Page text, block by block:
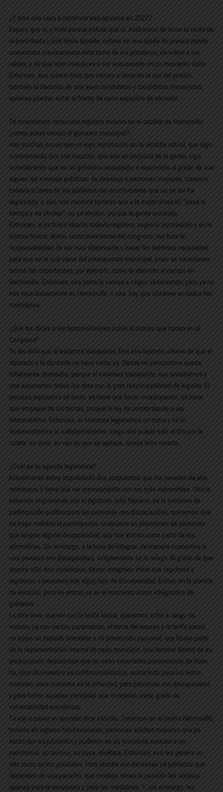
¿Y cree que vaya a continuar esa apuesta en 2027?
Espero que sí, y todo parece indicar que sí. Acabamos de tener la visita de
la presidenta Luisa María Alcalde, estuvo en una rueda de prensa donde
comentaba precisamente este tema de los principios, de volver a las
raíces, y de que todo mundo va a ser encuestado en un momento dado.
Entonces, eso quiere decir que vamos a tener en la voz del pueblo,
también la decisión de que sean candidatos y candidatas morenistas,
quienes puedan estar al frente de esos espacios de elección.
Te recordamos como una regidora incisiva en el cabildo de Hermosillo,
¿como estas viendo al gobierno municipal?
Hay muchas cosas que yo sigo reprobando en la alcaldía actual, que sigo
considerando que son injustas, que son en perjuicio de la gente, sigo
considerando que es un gobierno recaudador e insensible al grado de que
siguen las mismas prácticas de desalojo a personas mayores, traemos
todavía el tema de los jubilados del ayuntamiento que no se les ha
regresado, o sea, son muchos temitas que a la mejor dices tú, “pasa el
tiempo y se olvidan”, no se olvidan, porque la gente recuerda.
Entonces, si yo fuera ahorita todavía regidora, seguiría reprobando y en la
misma tónica, ahora, como presidente del congreso, me toca la
responsabilidad de ser muy observante y hacer los exhortos necesarios
para que en lo que viene del presupuesto municipal, pues se consideren
temas tan importantes, por ejemplo, como la atención al campo en
Hermosillo. Entonces, esa parte la vamos a seguir observando, pero ya no
nos toca únicamente en Hermosillo, o sea, hay que observar en todos los
municipios.
¿Qué les dirías a los hermosillenses sobre el trabajo que hacen en el
Congreso?
Yo les diría que sí estamos trabajando. Esa esa leyenda urbana de que el
diputado o la diputada no hace nada, ya. Desde mi perspectiva queda
totalmente deshecha, porque sí estamos trabajando, nos levantamos y
nos acostamos todos los días con la gran responsabilidad de legislar. El
proceso legislativo es lento, se tiene que hacer investigación, se tiene
que empapar de los temas, porque la ley de pronto tiende a ser
interpretativa. Entonces, si nosotros legislamos un tema y no lo
documentamos lo suficientemente, luego nos puede salir el tiro por la
culata, es decir, en vez de que se aplique, quede letra muerta.
¿Cuál es tu agenda legislativa?
Actualmente estoy impulsando dos propuestas que me parecen de alta
relevancia, y tiene que ver precisamente con los más vulnerables. Una la
estamos impulsando con el diputado Julio Navarro, es la iniciativa de
participación política para las personas con discapacidad, queremos que
se haga realidad la participación ciudadana en elecciones de personas
que tengan alguna discapacidad, que hoy entran como parte de las
afirmativas. Sin embargo, a la hora de integrar, de manera sustantiva a
una persona con discapacidad, simplemente se le relega. Al grado de que
ahorita sólo dos municipios, tienen integrado entre sus regidores y
regidoras a personas con algún tipo de discapacidad. Entran en la planilla
de elección, pero no entran ya en el momento como integrantes de
gobierno.
La otra tiene que ver con la tarifa social, queremos subir a rango de,
incluso, ya con ciertos parámetros, el tema del acceso a la tarifa social,
no como un método clientelar o de promoción personal, que forme parte
de la reglamentación interna de cada municipio, que destine dentro de su
presupuesto descuentos que no sean solamente promociones de buen
fin, sino descuentos ya institucionalizados, sobre todo para los autos
mayores, para menores en la orfandad, para personas con discapacidad,
y para todos aquellas personas que muestren cierto grado de
vulnerabilidad económica.
Te voy a poner un ejemplo muy sencillo. Tenemos en el centro Hermosillo,
todavía en lugares habitacionales, personas adultas mayores que ya
están con su jubilación y pudieron en su momento acceder a un
patrimonio, su terreno, su casa, etcétera. Entonces, eso les genera un
alto costo en los prediales. Pero ahorita son personas ya jubiladas que
dependen de una pensión, que muchas veces la pensión les alcanza
apenas para la despensa o para las medicinas. Y, sin embargo, los